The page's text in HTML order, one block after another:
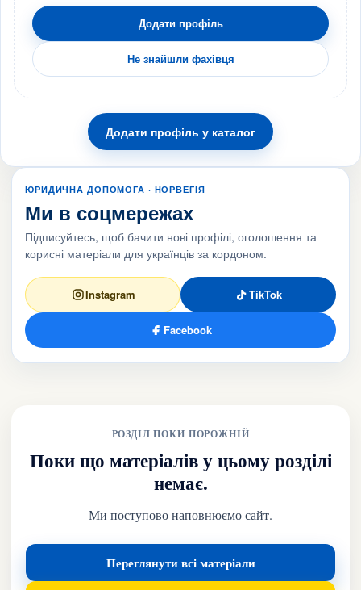
Додати профіль
Не знайшли фахівця
Додати профіль у каталог
ЮРИДИЧНА ДОПОМОГА · НОРВЕГІЯ
Ми в соцмережах
Підписуйтесь, щоб бачити нові профілі, оголошення та
корисні матеріали для українців за кордоном.
Instagram TikTok
Facebook
РОЗДІЛ ПОКИ ПОРОЖНІЙ
Поки що матеріалів у цьому розділі
немає.
Ми поступово наповнюємо сайт.
Переглянути всі матеріали